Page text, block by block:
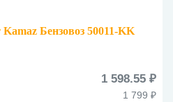
Бензовоз 50011-KK
1 598.55 ₽
1 799 ₽